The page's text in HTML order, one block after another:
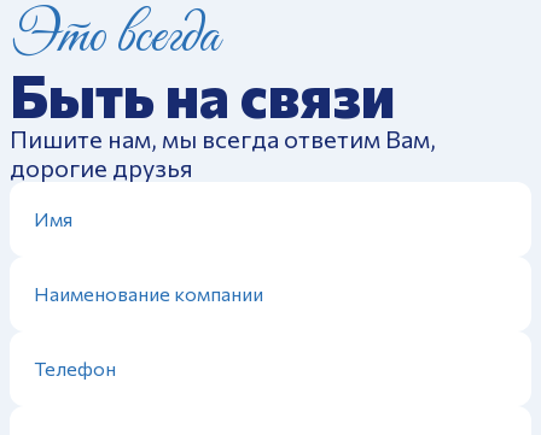
Это всегда
Быть на связи
Пишите нам, мы всегда ответим Вам,
дорогие друзья